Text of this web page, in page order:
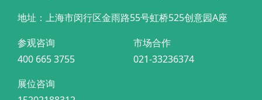
地址：上海市闵行区金雨路55号虹桥525创意园A座
参观咨询
400 665 3755
市场合作
021-33236374
展位咨询